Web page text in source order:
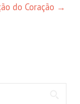
do Coração →